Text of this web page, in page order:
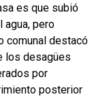
es que subió
agua, pero
comunal destacó
los desagües
por
posterior